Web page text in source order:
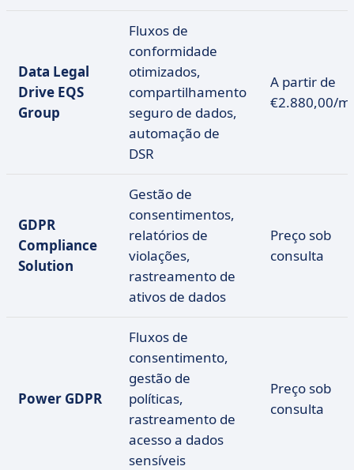
Data Legal
Drive EQS
Group
Fluxos de
conformidade
otimizados,
compartilhamento
seguro de dados,
automação de
DSR
A partir de
€2.880,00/
GDPR
Compliance
Solution
Gestão de
consentimentos,
relatórios de
violações,
rastreamento de
ativos de dados
Preço sob
consulta
Power GDPR
Fluxos de
consentimento,
gestão de
políticas,
rastreamento de
acesso a dados
sensíveis
Preço sob
consulta